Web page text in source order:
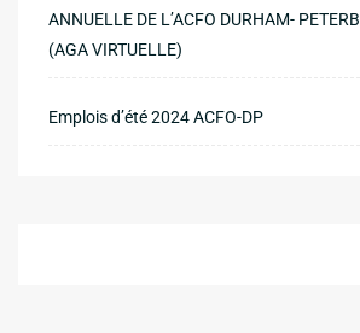
ANNUELLE DE L’ACFO DURHAM-
(AGA VIRTUELLE)
Emplois d’été 2024 ACFO-DP